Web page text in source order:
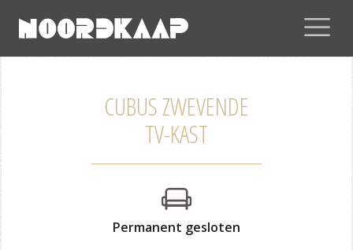
CUBUS ZWEVENDE
TV-KAST
Permanent gesloten